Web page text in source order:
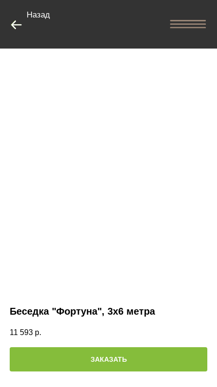
Назад
Беседка "Фортуна", 3х6 метра
11 593 р.
ЗАКАЗАТЬ